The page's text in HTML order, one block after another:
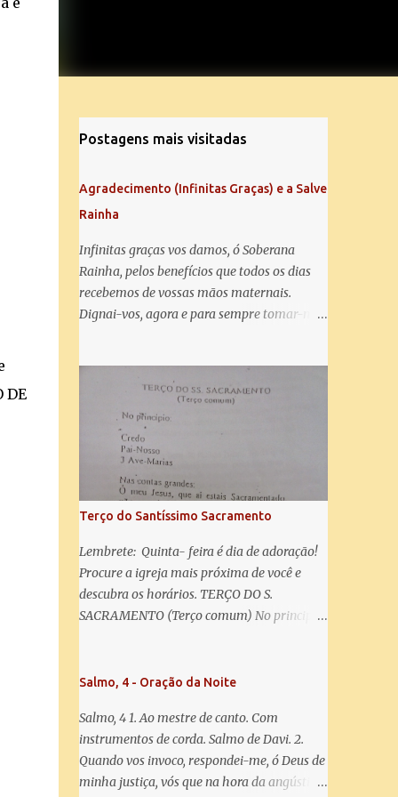
DE
Postagens mais visitadas
Agradecimento (Infinitas Graças) e a Salve
Rainha
Infinitas graças vos damos, ó Soberana
Rainha, pelos benefícios que todos os dias
recebemos de vossas mãos maternais.
Dignai-vos, agora e para sempre tomar-nos
Salve Rainha: Salve Rainha , Mãe de
misericórdia, vida, doçura, esperança nossa,
salve! A vós bradamos os degredados filhos
de Eva, a vós suspiramos, gemendo e
chorando neste vale de lágrimas. Eia, pois,
Advogada nossa, estes vossos olhos
misericordiosos a nós volvei, e depois deste
desterro, mostrai-nos Jesus. Bendito é o
fruto do vosso ventre, ó clemente, ó piedosa,
ó doce e sempre Virgem Maria. Rogai por
nós Santa Mãe de Deus. Para que sejamos
dignos das promessas de Cristo. Amém.
Terço do Santíssimo Sacramento
Lembrete: Quinta- feira é dia de adoração!
Procure a igreja mais próxima de você e
descubra os horários. TERÇO DO S.
SACRAMENTO (Terço comum) No principio:
Sacramentado, não permitais que eu viva
coração ao Vosso e o Vosso ao meu, e, nem
sem Vós morra eu! Nas contas pequenas:
Sacramento de Amor! Misericórdia Senhor!
Glória ao Pai: Cristo pão da vida e remédio
Salmo, 4 - Oração da Noite
Salmo, 4 1. Ao mestre de canto. Com
instrumentos de corda. Salmo de Davi. 2.
Quando vos invoco, respondei-me, ó Deus de
minha justiça, vós que na hora da angústia